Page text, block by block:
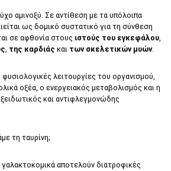
αμινοξύ. Σε αντίθεση με τα υπόλοιπα
ως δομικό συστατικό για τη σύνθεση
σε αφθονία στους ιστούς του εγκεφάλου,
, της καρδιάς και των σκελετικών μυών.
λειτουργίες του οργανισμού,
οξέα, ο ενεργειακός μεταβολισμός και η
και αντιφλεγμονώδης
τη ταυρίνη;
αποτελούν διατροφικές